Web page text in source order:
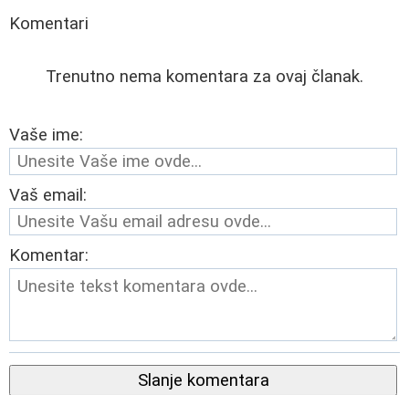
Komentari
Trenutno nema komentara za ovaj članak.
Vaše ime:
Vaš email:
Komentar:
Slanje komentara